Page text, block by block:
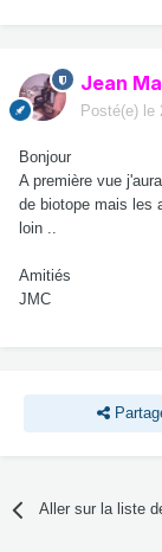
Jean
Posté(e) le
Bonjour
A première vue
de biotope mais les
loin ..
Amitiés
JMC
Aller sur la liste